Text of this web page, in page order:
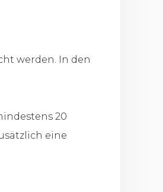
werden. In den
20
eine